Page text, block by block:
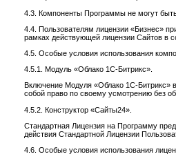
4.3. Компоненты Программы не могут
4.4. Пользователям лицензии «Бизнес»
рамках действующей лицензии Сайтов в
4.5. Особые условия использования
4.5.1. Модуль «Облако 1С-Битрикс».
Включение Модуля «Облако 1С-Битрикс»
собой право по своему усмотрению без
4.5.2. Конструктор «Сайты24».
Стандартная Лицензия на Программу
действия Стандартной Лицензии
4.6. Особые условия использования